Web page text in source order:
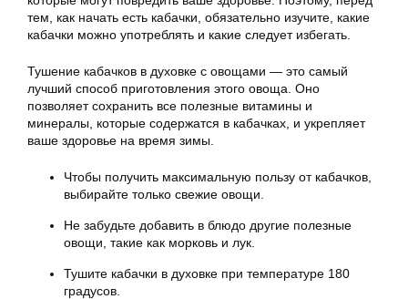
тем, как начать есть кабачки, обязательно изучите, какие
кабачки можно употреблять и какие следует избегать.
Тушение кабачков в духовке с овощами — это самый
лучший способ приготовления этого овоща. Оно
позволяет сохранить все полезные витамины и
минералы, которые содержатся в кабачках, и укрепляет
ваше здоровье на время зимы.
Чтобы получить максимальную пользу от кабачков,
выбирайте только свежие овощи.
Не забудьте добавить в блюдо другие полезные
овощи, такие как морковь и лук.
Тушите кабачки в духовке при температуре 180
градусов.